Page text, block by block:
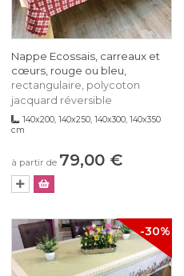
Nappe Ecossais, carreaux et
cœurs, rouge ou bleu,
rectangulaire, polycoton
jacquard réversible
140x200, 140x250, 140x300, 140x350
cm
à partir de 79,00 €
-30%